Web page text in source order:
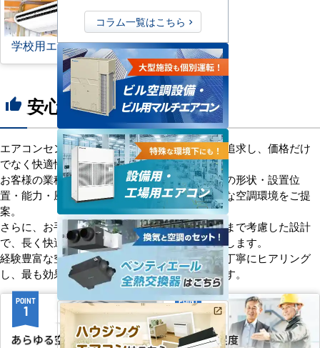
学校用エアコン
thumb_up 安心の8つのポイント
エアコンセンターACは、「格安＋α」の価値を追求し、価格だけ
でなく快適性と機能性にもこだわっています。
お客様の業種や施設の形態に合わせて、室内機の形状・設置位
置・能力・風向きなどを総合的に検討し、最適な空調環境をご提
案。
さらに、お手入れのしやすさやメンテナンス性まで考慮した設計
で、長く快適にご使用いただけるようサポートします。
経験豊富な空調技術者が現場の状況やご要望を丁寧にヒアリング
し、最も効果的で効率的なプランをお届けします。
POINT
1
POINT
2
コラム一覧はこちら